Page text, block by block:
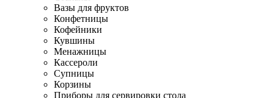
Вазы для фруктов
Конфетницы
Кофейники
Кувшины
Менажницы
Кассероли
Супницы
Корзины
Приборы для сервировки стола